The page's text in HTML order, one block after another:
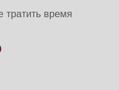
время